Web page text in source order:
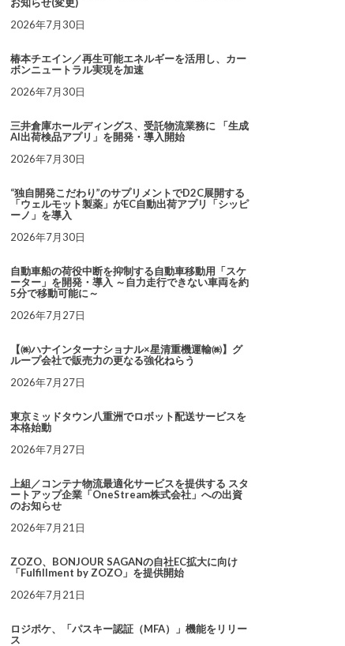
お知らせ(変更)
2026年7月30日
椿本チエイン／再生可能エネルギーを活用し、カー
ボンニュートラル実現を加速
2026年7月30日
三井倉庫ホールディングス、受託物流業務に 「生成
AI出荷検品アプリ」を開発・導入開始
2026年7月30日
“独自開発こだわり”のサプリメントでD2C展開する
「ウェルモット製薬」がEC自動出荷アプリ「シッピ
ーノ」を導入
2026年7月30日
自動車船の荷役中断を抑制する自動車移動用「スケ
ーター」を開発・導入 ～自力走行できない車両を約
5分で移動可能に～
2026年7月27日
【㈱ハナインターナショナル×星清重機運輸㈱】グ
ループ会社で販売力の更なる強化ねらう
2026年7月27日
東京ミッドタウン八重洲でロボット配送サービスを
本格始動
2026年7月27日
上組／コンテナ物流最適化サービスを提供する スタ
ートアップ企業「OneStream株式会社」への出資
のお知らせ
2026年7月21日
ZOZO、BONJOUR SAGANの自社EC拡大に向け
「Fulfillment by ZOZO」を提供開始
2026年7月21日
ロジポケ、「パスキー認証（MFA）」機能をリリー
ス